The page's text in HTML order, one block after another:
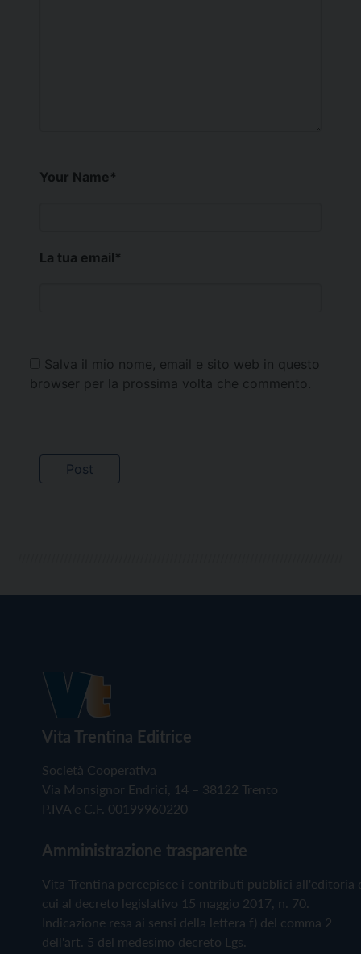
Your Name*
La tua email*
Salva il mio nome, email e sito web in questo
browser per la prossima volta che commento.
Vita Trentina Editrice
Società Cooperativa
Via Monsignor Endrici, 14 – 38122 Trento
P.IVA e C.F. 00199960220
Amministrazione trasparente
Vita Trentina percepisce i contributi pubblici all'editoria
cui al decreto legislativo 15 maggio 2017, n. 70.
Indicazione resa ai sensi della lettera f) del comma 2
dell'art. 5 del medesimo decreto Lgs.